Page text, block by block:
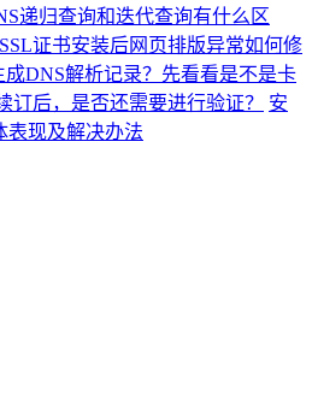
递归查询和迭代查询有什么区
SSL证书安装后网页排版异常如何修
DNS解析记录？先看看是不是卡
订后，是否还需要进行验证？
安
表现及解决办法